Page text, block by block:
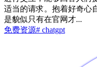
适当的请求。抱着好奇心
是貌似只有在官网才...
免费资源# chatgpt